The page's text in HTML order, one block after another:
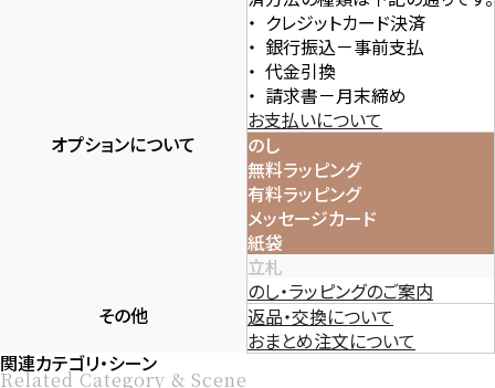
クレジットカード決済
銀行振込－事前支払
代金引換
請求書－月末締め
お支払いについて
オプションについて
のし
無料ラッピング
有料ラッピング
メッセージカード
紙袋
立札
のし・ラッピングのご案内
その他
返品・交換について
おまとめ注文について
関連カテゴリ・シーン
Related Category & Scene